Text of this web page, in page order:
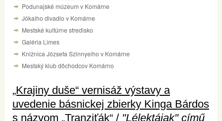
Podunajské múzeum v Komárne
Jókaiho divadlo v Komárne
Mestské kultúrne stredisko
Galéria Limes
Knižnica Józsefa Szinnyeiho v Komárne
Mestský klub dôchodcov Komárno
„Krajiny duše“ vernisáž výstavy a
uvedenie básnickej zbierky Kinga Bárdos
s názvom „Tranziťák“ / "Lélektájak" című